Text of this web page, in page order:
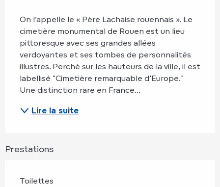
On l’appelle le « Père Lachaise rouennais ». Le
cimetière monumental de Rouen est un lieu
pittoresque avec ses grandes allées
verdoyantes et ses tombes de personnalités
illustres. Perché sur les hauteurs de la ville, il est
labellisé "Cimetière remarquable d'Europe."
Une distinction rare en France...
Lire la suite
Prestations
Toilettes